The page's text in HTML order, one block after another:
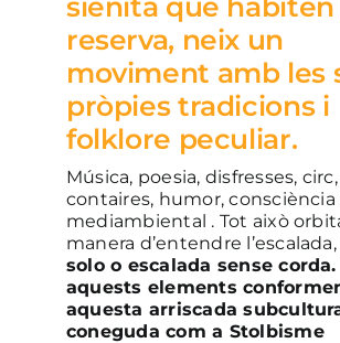
reserva, neix un
moviment amb les
pròpies tradicions i
folklore peculiar.
Música, poesia, disfresses, circ,
contaires, humor, consciència
mediambiental . Tot això
manera d’entendre l’escalada,
solo o escalada sense corda.
aquests elements
aquesta arriscada
coneguda com a Stolbisme